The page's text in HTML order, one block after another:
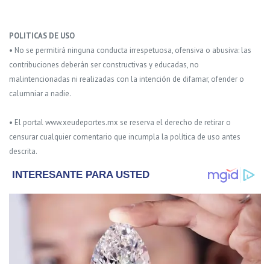
POLITICAS DE USO
• No se permitirá ninguna conducta irrespetuosa, ofensiva o abusiva: las
contribuciones deberán ser constructivas y educadas, no
malintencionadas ni realizadas con la intención de difamar, ofender o
calumniar a nadie.
• El portal www.xeudeportes.mx se reserva el derecho de retirar o
censurar cualquier comentario que incumpla la política de uso antes
descrita.